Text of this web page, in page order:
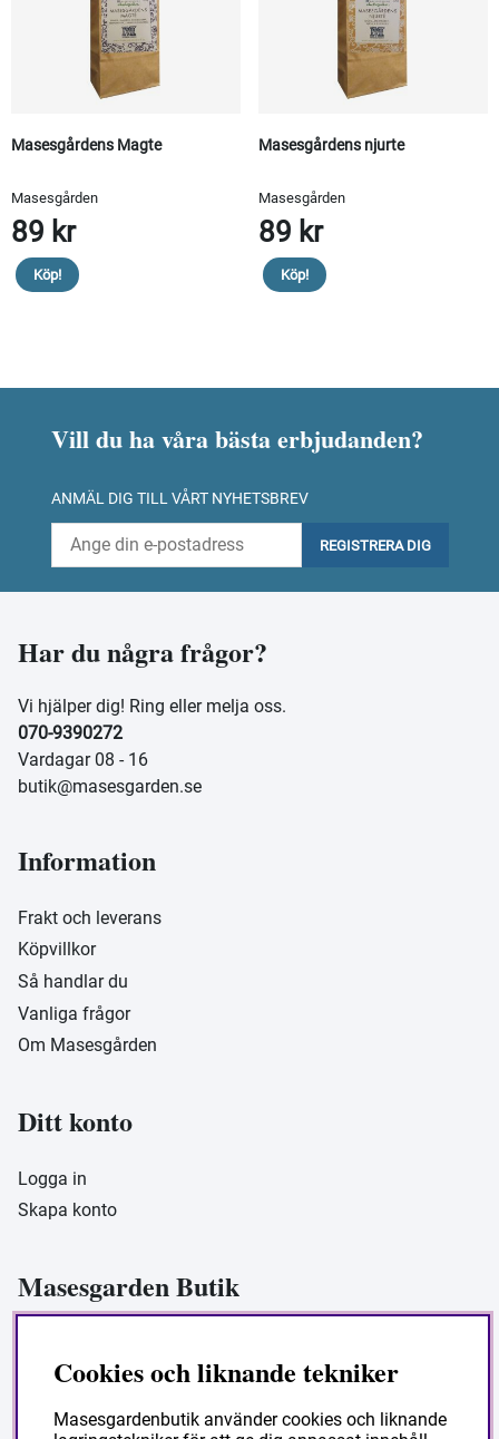
Masesgårdens Magte
Masesgården
89 kr
Köp!
Masesgårdens njurte
Masesgården
89 kr
Köp!
Vill du ha våra bästa erbjudanden?
ANMÄL DIG TILL VÅRT NYHETSBREV
REGISTRERA DIG
Har du några frågor?
Vi hjälper dig! Ring eller melja oss.
070-9390272
Vardagar 08 - 16
butik@masesgarden.se
Information
Frakt och leverans
Köpvillkor
Så handlar du
Vanliga frågor
Om Masesgården
Ditt konto
Logga in
Skapa konto
Masesgarden Butik
Siljansnäsvägen 211 Grytnäs
Cookies och liknande tekniker
Masesgardenbutik använder cookies och liknande